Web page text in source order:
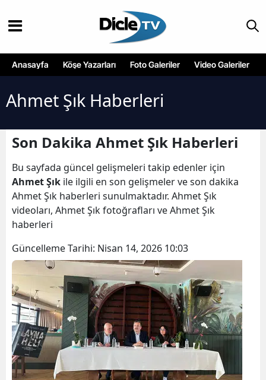
Anasayfa Köşe Yazarları Foto Galeriler Video Galeriler
Ahmet Şık Haberleri
Son Dakika Ahmet Şık Haberleri
Bu sayfada güncel gelişmeleri takip edenler için
Ahmet Şık ile ilgili en son gelişmeler ve son dakika
Ahmet Şık haberleri sunulmaktadır. Ahmet Şık
videoları, Ahmet Şık fotoğrafları ve Ahmet Şık
haberleri
Güncelleme Tarihi: Nisan 14, 2026 10:03